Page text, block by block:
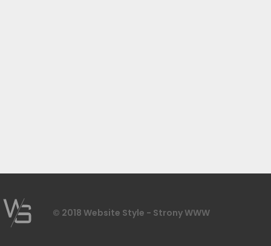
© 2018 Website Style - Strony WWW